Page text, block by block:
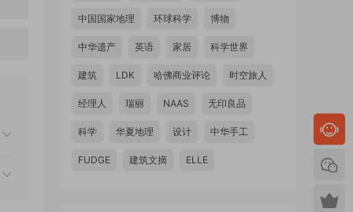
中国国家地理 环球科学 博物
中华遗产 英语 家居 科学世界
建筑 LDK 哈佛商业评论 时空旅人
经理人 瑞丽 NAAS 无印良品
科学 华夏地理 设计 中华手工
FUDGE 建筑文摘 ELLE